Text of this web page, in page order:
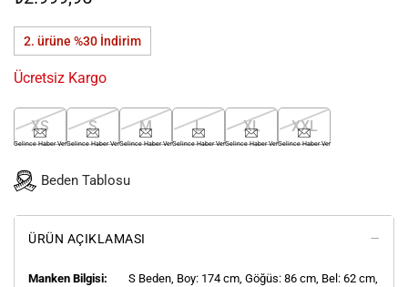
2. ürüne %30 İndirim
Ücretsiz Kargo
XS
Gelince Haber Ver
S
Gelince Haber Ver
M
Gelince Haber Ver
L
Gelince Haber Ver
XL
Gelince Haber Ver
XXL
Gelince Haber Ver
Beden Tablosu
ÜRÜN AÇIKLAMASI
Manken Bilgisi: S Beden, Boy: 174 cm, Göğüs: 86 cm, Bel: 62 cm,